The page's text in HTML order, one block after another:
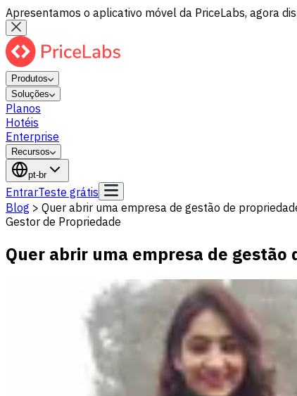
Apresentamos o aplicativo móvel da PriceLabs, agora
Produtos
Soluções
Planos
Hotéis
Enterprise
Recursos
pt-br
EntrarTeste grátis
Blog > Quer abrir uma empresa de gestão de
Gestor de Propriedade
Quer abrir uma empresa de